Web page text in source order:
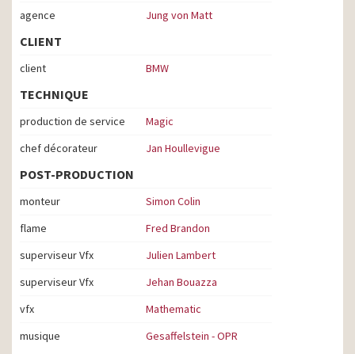
agence Jung von Matt
CLIENT
client BMW
TECHNIQUE
production de service
Magic
chef décorateur
Jan Houllevigue
POST-PRODUCTION
monteur
Simon Colin
flame
Fred Brandon
superviseur Vfx
Julien Lambert
superviseur Vfx
Jehan Bouazza
vfx
Mathematic
musique
Gesaffelstein - OPR